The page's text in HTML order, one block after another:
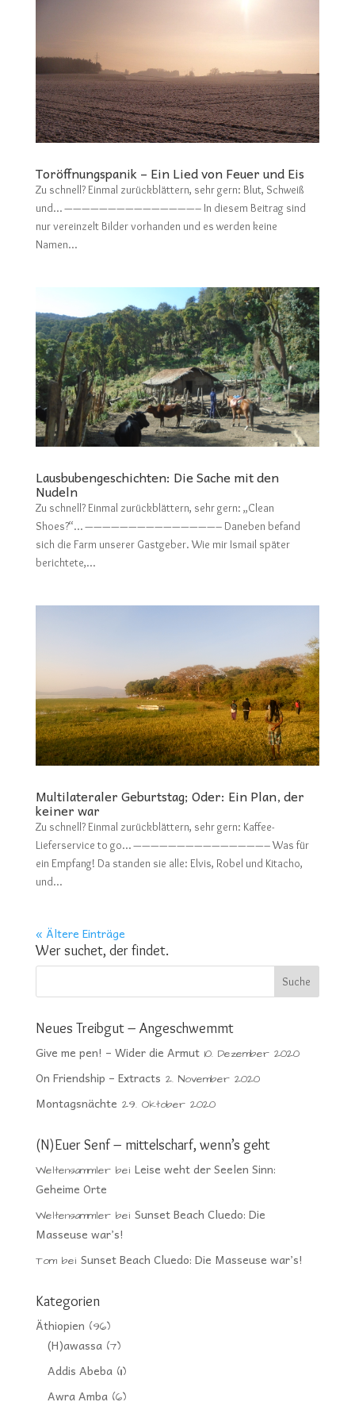
Toröffnungspanik – Ein Lied von Feuer und Eis
Zu schnell? Einmal zurückblättern, sehr gern: Blut, Schweiß
und… ———————————————– In diesem Beitrag sind
nur vereinzelt Bilder vorhanden und es werden keine
Namen...
Lausbubengeschichten: Die Sache mit den
Nudeln
Zu schnell? Einmal zurückblättern, sehr gern: „Clean
Shoes?“… ———————————————– Daneben befand
sich die Farm unserer Gastgeber. Wie mir Ismail später
berichtete,...
Multilateraler Geburtstag; Oder: Ein Plan, der
keiner war
Zu schnell? Einmal zurückblättern, sehr gern: Kaffee-
Lieferservice to go… ———————————————– Was für
ein Empfang! Da standen sie alle: Elvis, Robel und Kitacho,
und...
« Ältere Einträge
Wer suchet, der findet.
Neues Treibgut – Angeschwemmt
Give me pen! – Wider die Armut 10. Dezember 2020
On Friendship – Extracts 2. November 2020
Montagsnächte 29. Oktober 2020
(N)Euer Senf – mittelscharf, wenn’s geht
Weltensammlerbei Leise weht der Seelen Sinn:
Geheime Orte
Weltensammlerbei Sunset Beach Cluedo: Die
Masseuse war’s!
Tombei Sunset Beach Cluedo: Die Masseuse war’s!
Kategorien
Äthiopien (96)
(H)awassa(7)
Addis Abeba(11)
Awra Amba(6)